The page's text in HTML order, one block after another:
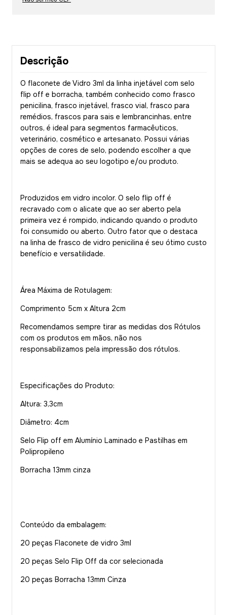
Descrição
O flaconete de Vidro 3ml da linha injetável com selo
flip off e borracha, também conhecido como frasco
penicilina, frasco injetável, frasco vial, frasco para
remédios, frascos para sais e lembrancinhas, entre
outros, é ideal para segmentos farmacêuticos,
veterinário, cosmético e artesanato. Possui várias
opções de cores de selo, podendo escolher a que
mais se adequa ao seu logotipo e/ou produto.
Produzidos em vidro incolor. O selo flip off é
recravado com o alicate que ao ser aberto pela
primeira vez é rompido, indicando quando o produto
foi consumido ou aberto. Outro fator que o destaca
na linha de frasco de vidro penicilina é seu ótimo custo
benefício e versatilidade.
Área Máxima de Rotulagem:
Comprimento 5cm x Altura 2cm
Recomendamos sempre tirar as medidas dos Rótulos
com os produtos em mãos, não nos
responsabilizamos pela impressão dos rótulos.
Especificações do Produto:
Altura: 3,3cm
Diâmetro: 4cm
Selo Flip off em Alumínio Laminado e Pastilhas em
Polipropileno
Borracha 13mm cinza
Conteúdo da embalagem:
20 peças Flaconete de vidro 3ml
20 peças Selo Flip Off da cor selecionada
20 peças Borracha 13mm Cinza